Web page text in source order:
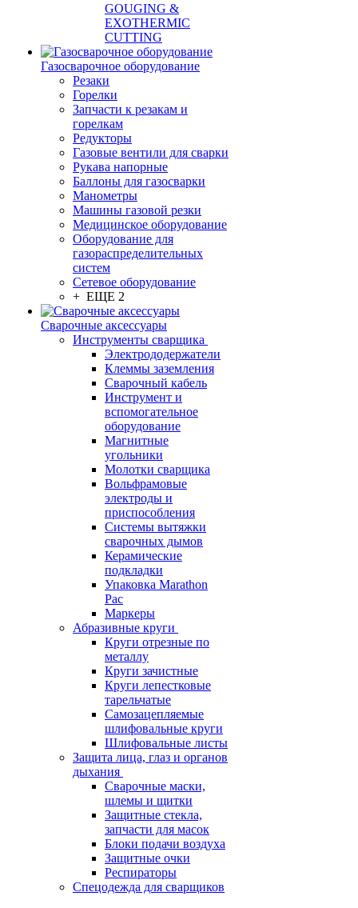
GOUGING &
EXOTHERMIC
CUTTING
Газосварочное оборудование
Резаки
Горелки
Запчасти к резакам и
горелкам
Редукторы
Газовые вентили для сварки
Рукава напорные
Баллоны для газосварки
Манометры
Машины газовой резки
Медицинское оборудование
Оборудование для
газораспределительных
систем
Сетевое оборудование
+ ЕЩЕ 2
Сварочные аксессуары
Инструменты сварщика
Электрододержатели
Клеммы заземления
Сварочный кабель
Инструмент и
вспомогательное
оборудование
Магнитные
угольники
Молотки сварщика
Вольфрамовые
электроды и
приспособления
Системы вытяжки
сварочных дымов
Керамические
подкладки
Упаковка Marathon
Pac
Маркеры
Абразивные круги
Круги отрезные по
металлу
Круги зачистные
Круги лепестковые
тарельчатые
Самозацепляемые
шлифовальные круги
Шлифовальные листы
Защита лица, глаз и органов
дыхания
Сварочные маски,
шлемы и щитки
Защитные стекла,
запчасти для масок
Блоки подачи воздуха
Защитные очки
Респираторы
Спецодежда для сварщиков